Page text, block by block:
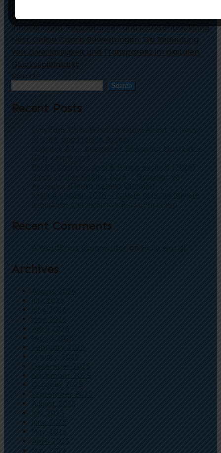
Previous
Innovationen, Regulierungen und Marktentwicklung
Next Online Casino Bewertungen: Die Bedeutung
von Zuverlässigkeit und Transparenz im digitalen
Glücksspielmarkt
Search
Search
Recent Posts
Казино онлайн 2026 – самые перспективные
Recent Comments
A WordPress Commenter on Hello world!
Archives
August 2026
July 2026
June 2026
May 2026
April 2026
March 2026
February 2026
January 2026
December 2025
November 2025
October 2025
September 2025
August 2025
July 2025
June 2025
May 2025
April 2025
May 2024